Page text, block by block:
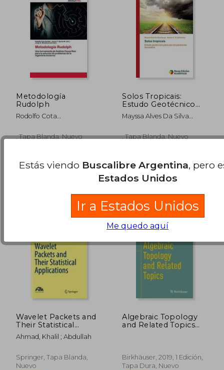
Metodología
Rudolph
Rodolfo Cota
, Tapa Blanda, Nuevo
Solos Tropicais:
Estudo Geotécnico
Para uso em
Pavimento
Mayssa Alves Da Silva
Guimar&Atilde;Es
, Tapa Blanda, Nuevo
Wavelet Packets and
Their Statistical
Applications (en
Inglés)
Ahmad, Khalil ; Abdullah
Springer, Tapa Blanda,
Nuevo
Algebraic Topology
and Related Topics
Birkhäuser, 2019, 1 Edición,
Tapa Dura, Nuevo
Estás viendo Buscalibre Argentina, pero
Estados Unidos
Ir a Estados Unidos
Me quedo aquí